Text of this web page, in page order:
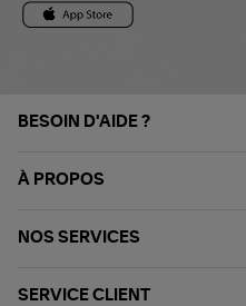
BESOIN D'AIDE ?
À PROPOS
NOS SERVICES
SERVICE CLIENT